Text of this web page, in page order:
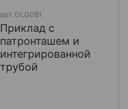
арт. DLG081
Приклад с
патронташем и
интегрированной
трубой